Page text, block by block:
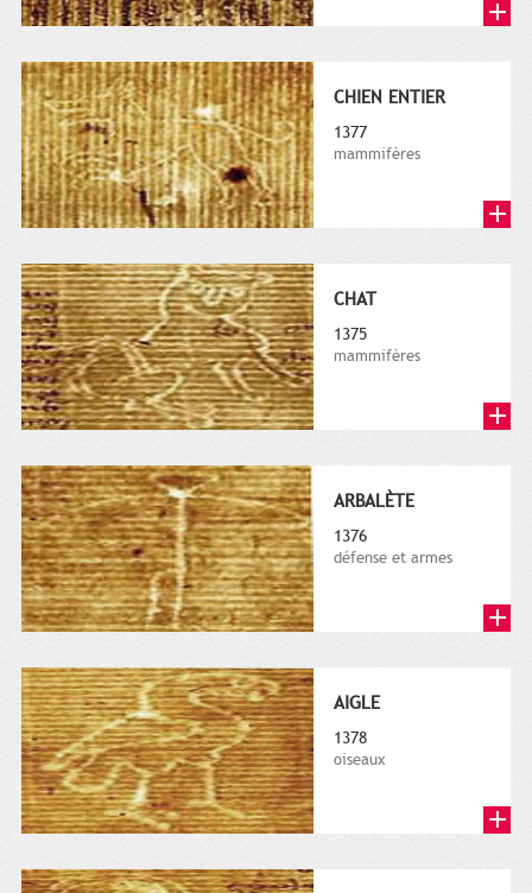
CHIEN ENTIER
1377
mammifères
CHAT
1375
mammifères
ARBALÈTE
1376
défense et armes
AIGLE
1378
oiseaux